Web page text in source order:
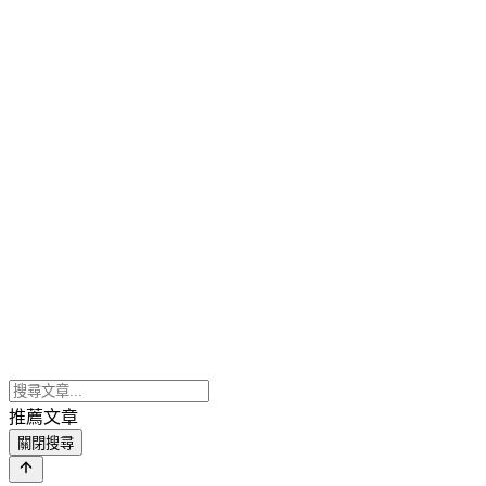
推薦文章
關閉搜尋